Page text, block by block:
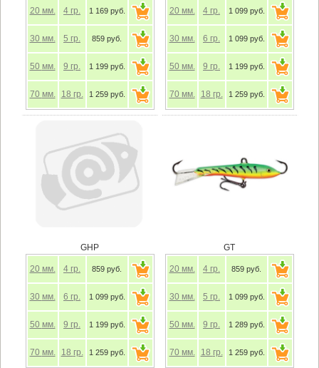
20 мм. 4 гр. 1 169 руб.
30 мм. 5 гр. 859 руб.
50 мм. 9 гр. 1 199 руб.
70 мм. 18 гр. 1 259 руб.
20 мм. 4 гр. 1 099 руб.
30 мм. 6 гр. 1 099 руб.
50 мм. 9 гр. 1 199 руб.
70 мм. 18 гр. 1 259 руб.
GHP
20 мм. 4 гр. 859 руб.
30 мм. 6 гр. 1 099 руб.
50 мм. 9 гр. 1 199 руб.
70 мм. 18 гр. 1 259 руб.
GT
20 мм. 4 гр. 859 руб.
30 мм. 5 гр. 1 099 руб.
50 мм. 9 гр. 1 289 руб.
70 мм. 18 гр. 1 259 руб.